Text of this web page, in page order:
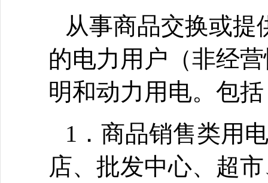
从事商品交换或提
的电力用户（非经
明和动力用电。包
1．商品销售类用
店、批发中心、超